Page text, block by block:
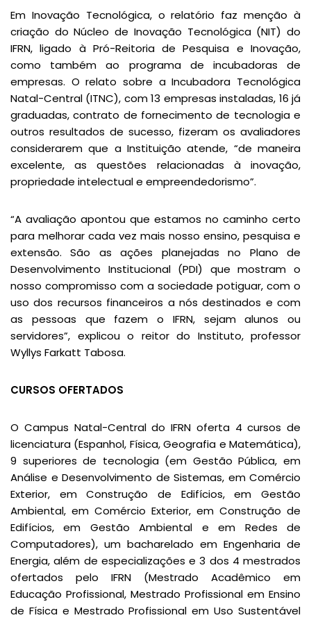
Em Inovação Tecnológica, o relatório faz menção à
criação do Núcleo de Inovação Tecnológica (NIT) do
IFRN, ligado à Pró-Reitoria de Pesquisa e Inovação,
como também ao programa de incubadoras de
empresas. O relato sobre a Incubadora Tecnológica
Natal-Central (ITNC), com 13 empresas instaladas, 16 já
graduadas, contrato de fornecimento de tecnologia e
outros resultados de sucesso, fizeram os avaliadores
considerarem que a Instituição atende, “de maneira
excelente, as questões relacionadas à inovação,
propriedade intelectual e empreendedorismo”.
“A avaliação apontou que estamos no caminho certo
para melhorar cada vez mais nosso ensino, pesquisa e
extensão. São as ações planejadas no Plano de
Desenvolvimento Institucional (PDI) que mostram o
nosso compromisso com a sociedade potiguar, com o
uso dos recursos financeiros a nós destinados e com
as pessoas que fazem o IFRN, sejam alunos ou
servidores”, explicou o reitor do Instituto, professor
Wyllys Farkatt Tabosa.
CURSOS OFERTADOS
O Campus Natal-Central do IFRN oferta 4 cursos de
licenciatura (Espanhol, Física, Geografia e Matemática),
9 superiores de tecnologia (em Gestão Pública, em
Análise e Desenvolvimento de Sistemas, em Comércio
Exterior, em Construção de Edifícios, em Gestão
Ambiental, em Comércio Exterior, em Construção de
Edifícios, em Gestão Ambiental e em Redes de
Computadores), um bacharelado em Engenharia de
Energia, além de especializações e 3 dos 4 mestrados
ofertados pelo IFRN (Mestrado Acadêmico em
Educação Profissional, Mestrado Profissional em Ensino
de Física e Mestrado Profissional em Uso Sustentável